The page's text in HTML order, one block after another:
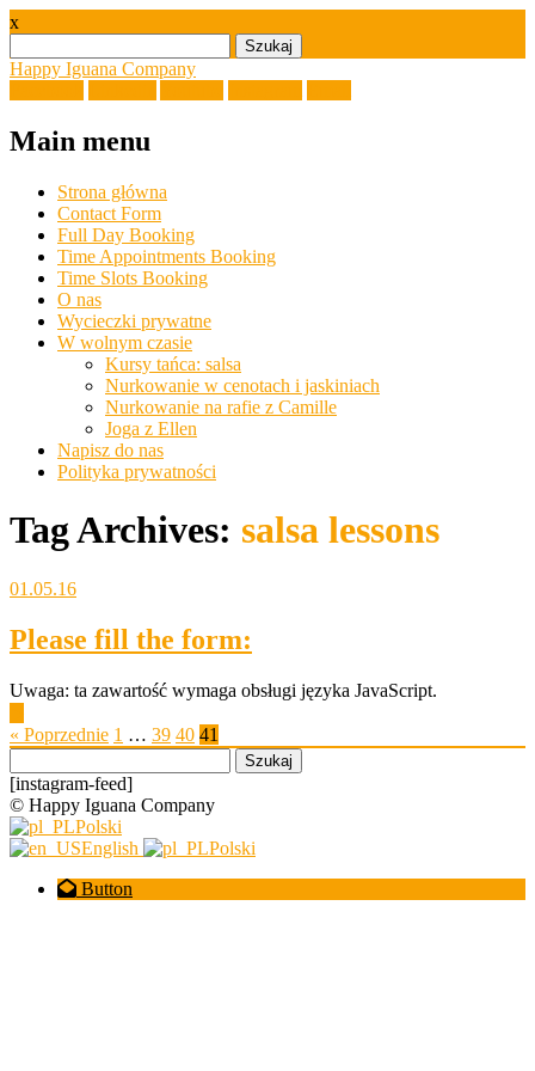
x
Happy Iguana Company
Main menu
Skip
content
Strona główna
Contact Form
Full Day Booking
Time Appointments Booking
Time Slots Booking
O nas
Wycieczki prywatne
W wolnym czasie
Kursy tańca: salsa
Nurkowanie w cenotach i jaskiniach
Nurkowanie na rafie z Camille
Joga z Ellen
Napisz do nas
Polityka prywatności
Tag Archives: salsa lessons
01.05.16
Please fill the form:
Uwaga: ta zawartość wymaga obsługi języka JavaScript.
« Poprzednie 1 … 39 40 41
[instagram-feed]
© Happy Iguana Company
Polski
English
Polski
Button